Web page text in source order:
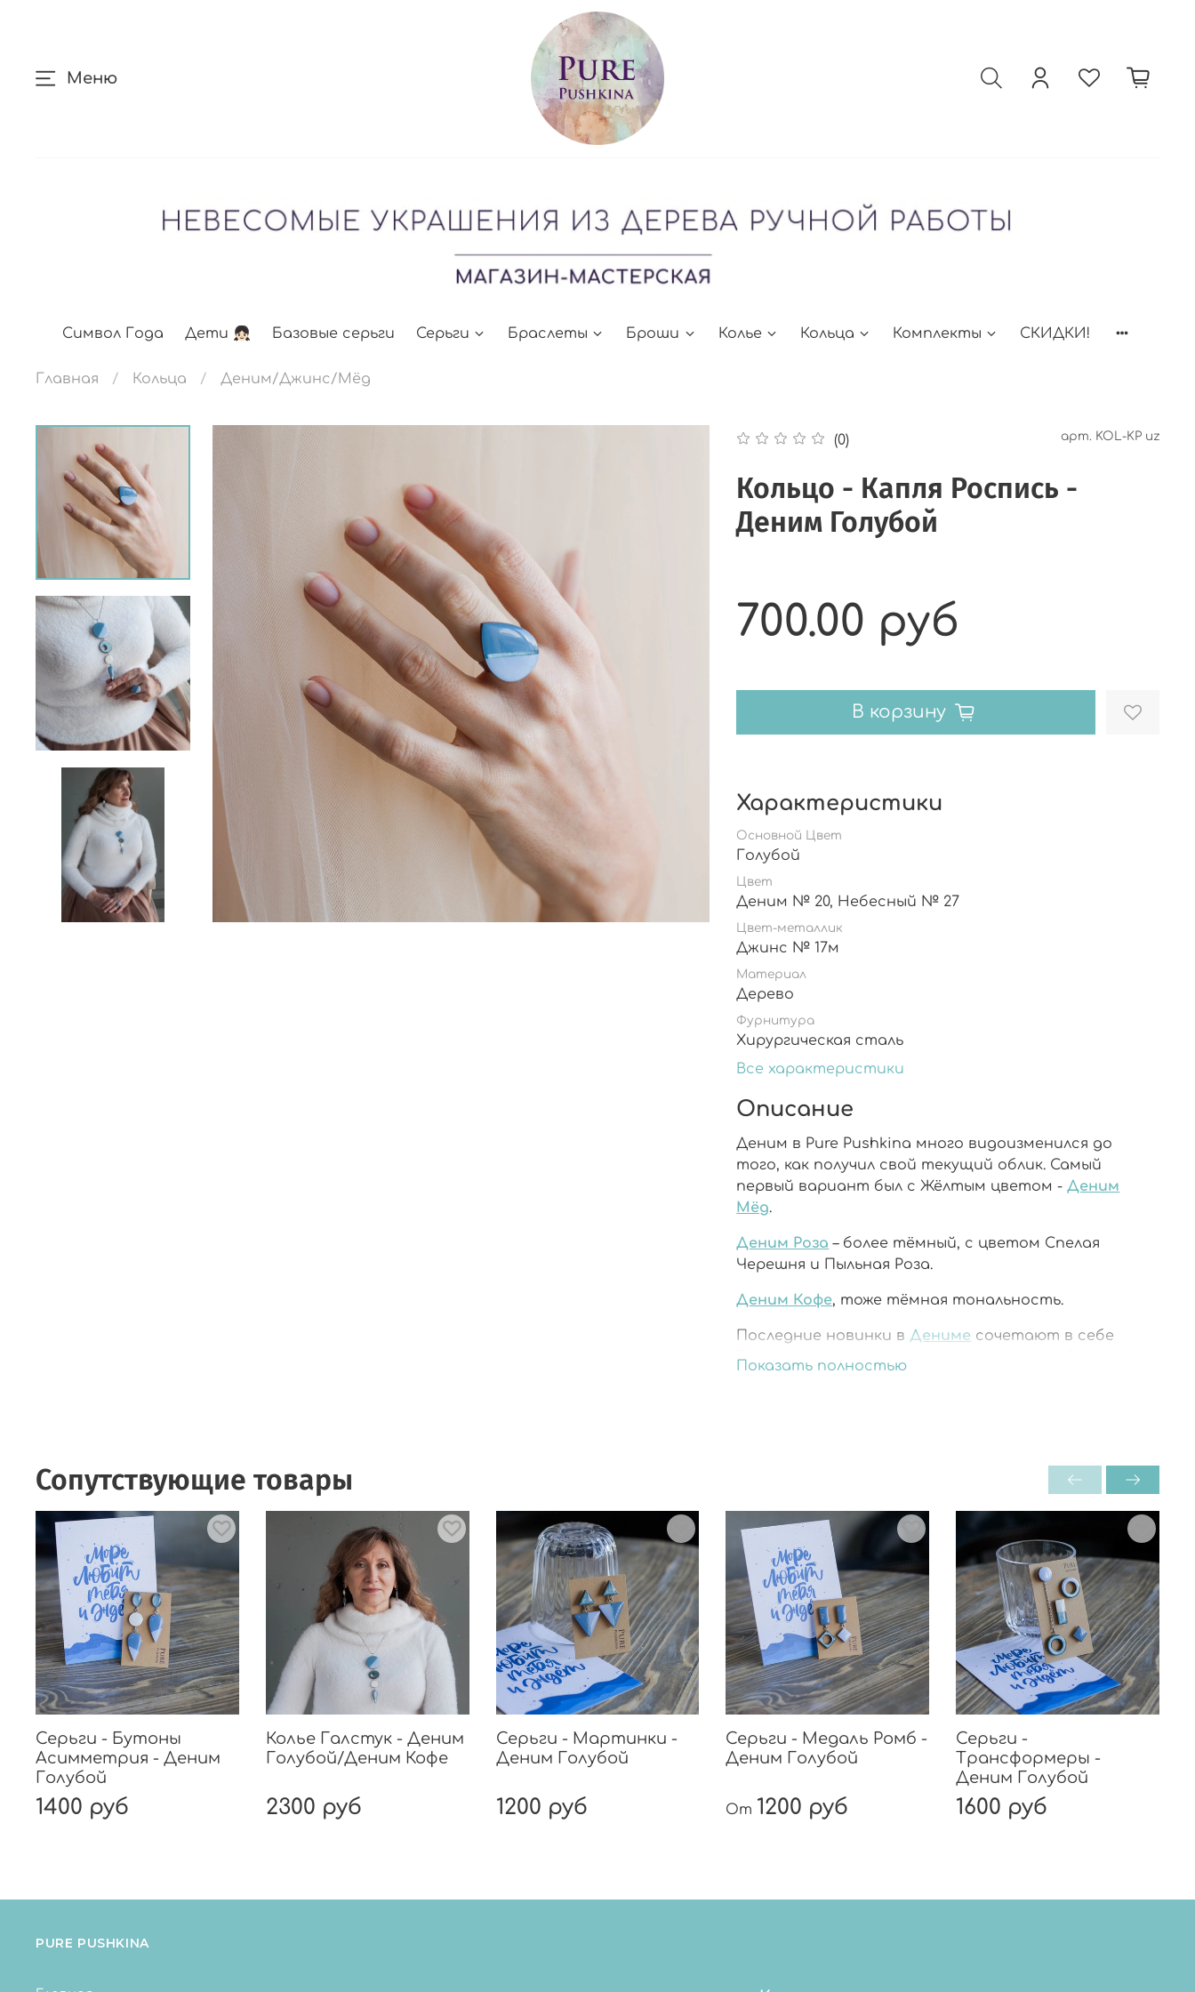
Меню
Символ Года Дети 👧🏻 Базовые серьги Серьги Браслеты Броши Колье Кольца Комплекты СКИДКИ!
Главная Кольца Деним/Джинс/Мёд
(0) арт. KOL-KP uz
Кольцо - Капля Роспись -
Деним Голубой
700.00 руб
В корзину
Характеристики
Основной Цвет
Голубой
Цвет
Деним № 20, Небесный № 27
Цвет-металлик
Джинс № 17м
Материал
Дерево
Фурнитура
Хирургическая сталь
Все характеристики
Описание
Деним в Pure Pushkina много видоизменился до
того, как получил свой текущий облик. Самый
первый вариант был с Жёлтым цветом - Деним
Мёд.
Деним Роза – более тёмный, с цветом Спелая
Черешня и Пыльная Роза.
Деним Кофе, тоже тёмная тональность.
Последние новинки в Дениме сочетают в себе
Белый цвет, новый металлик Джинс и Небесный
гардероба – джинсы – и будьте всегда неотразимы!
Показать полностью
Сопутствующие товары
Серьги - Бутоны
Асимметрия - Деним
Голубой
1400 руб
Колье Галстук - Деним
Голубой/Деним Кофе
2300 руб
Серьги - Мартинки -
Деним Голубой
1200 руб
Серьги - Медаль Ромб -
Деним Голубой
От 1200 руб
Серьги -
Трансформеры -
Деним Голубой
1600 руб
PURE PUSHKINA